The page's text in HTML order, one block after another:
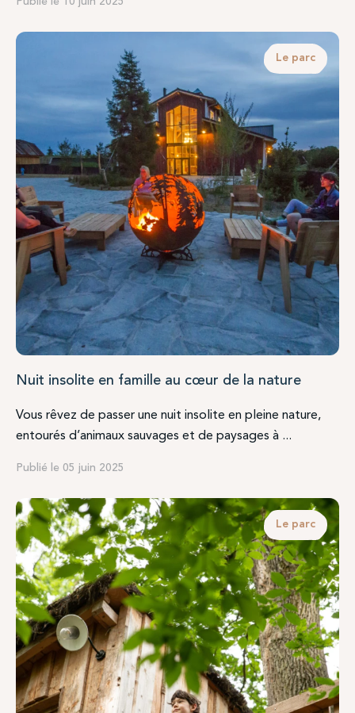
Le parc
Nuit insolite en famille au cœur de la nature
Vous rêvez de passer une nuit insolite en pleine nature,
entourés d’animaux sauvages et de paysages à ...
Publié le 05 juin 2025
Le parc